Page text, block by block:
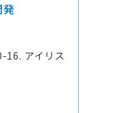
発
16. アイリス